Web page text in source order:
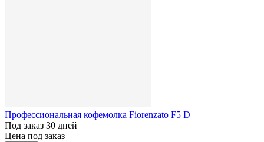
Профессиональная кофемолка Fiorenzato F5 D
Под заказ 30 дней
Цена под заказ